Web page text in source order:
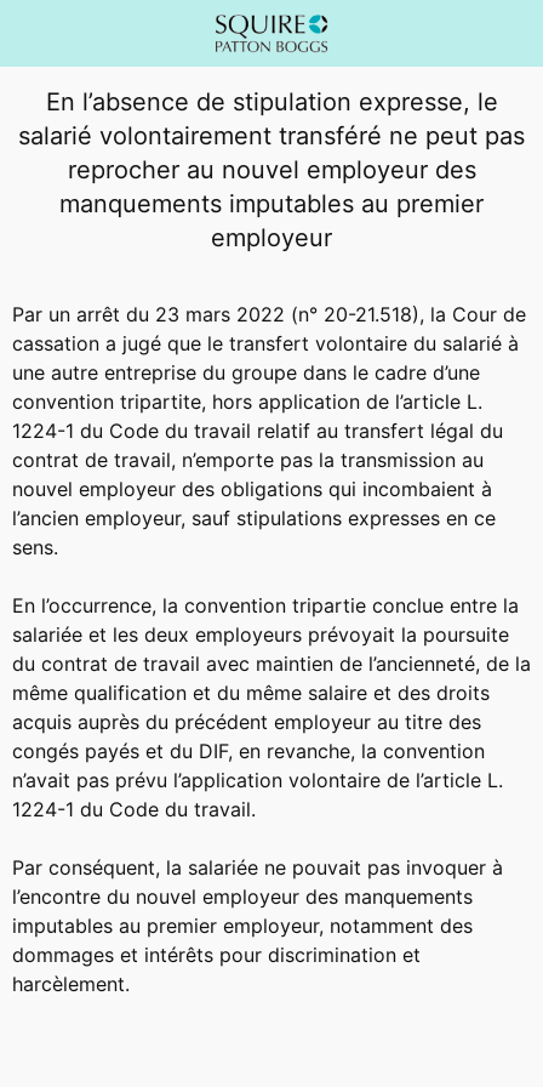
En l’absence de stipulation expresse, le
salarié volontairement transféré ne peut pas
reprocher au nouvel employeur des
manquements imputables au premier
employeur
Par un arrêt du 23 mars 2022 (n° 20-21.518), la Cour de
cassation a jugé que le transfert volontaire du salarié à
une autre entreprise du groupe dans le cadre d’une
convention tripartite, hors application de l’article L.
1224-1 du Code du travail relatif au transfert légal du
contrat de travail, n’emporte pas la transmission au
nouvel employeur des obligations qui incombaient à
l’ancien employeur, sauf stipulations expresses en ce
sens.
En l’occurrence, la convention tripartie conclue entre la
salariée et les deux employeurs prévoyait la poursuite
du contrat de travail avec maintien de l’ancienneté, de la
même qualification et du même salaire et des droits
acquis auprès du précédent employeur au titre des
congés payés et du DIF, en revanche, la convention
n’avait pas prévu l’application volontaire de l’article L.
1224-1 du Code du travail.
Par conséquent, la salariée ne pouvait pas invoquer à
l’encontre du nouvel employeur des manquements
imputables au premier employeur, notamment des
dommages et intérêts pour discrimination et
harcèlement.